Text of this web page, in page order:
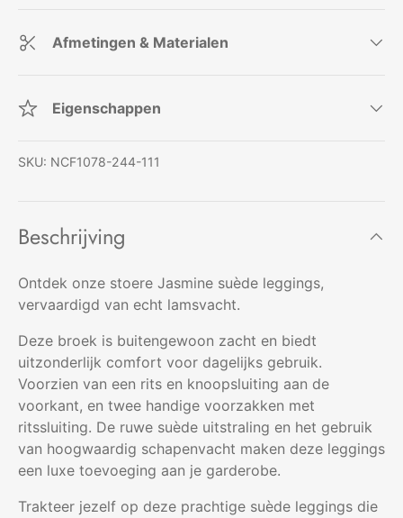
Afmetingen & Materialen
Eigenschappen
SKU: NCF1078-244-111
Beschrijving
Ontdek onze stoere Jasmine suède leggings,
vervaardigd van echt lamsvacht.
Deze broek is buitengewoon zacht en biedt
uitzonderlijk comfort voor dagelijks gebruik.
Voorzien van een rits en knoopsluiting aan de
voorkant, en twee handige voorzakken met
ritssluiting. De ruwe suède uitstraling en het gebruik
van hoogwaardig schapenvacht maken deze leggings
een luxe toevoeging aan je garderobe.
Trakteer jezelf op deze prachtige suède leggings die